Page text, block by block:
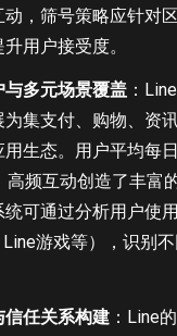
动，筛号策略应针对
用户接受度。
与多元场景覆盖 ：
集支付、购物、资
生态。用户平均每
高频互动创造了丰富
可通过分析用户使
Line游戏等），识别
信任关系构建 ：Line